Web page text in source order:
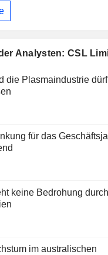
Analysten: CSL
die Plasmaindustrie
für das
keine Bedrohung
im australischen